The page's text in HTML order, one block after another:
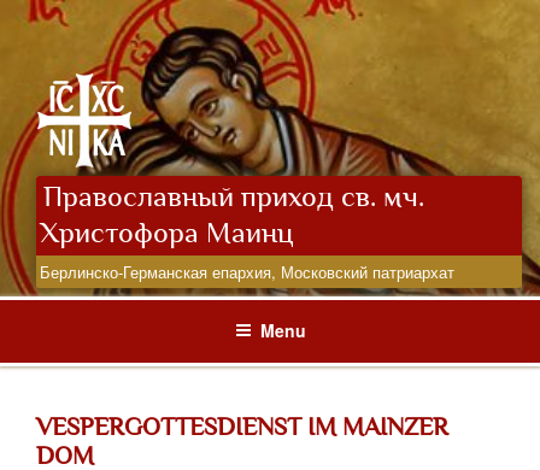
Православный приход св. мч.
Христофора Маинц
Берлинско-Германская епархия, Московский патриархат
Menu
VESPERGOTTESDIENST IM MAINZER
DOM